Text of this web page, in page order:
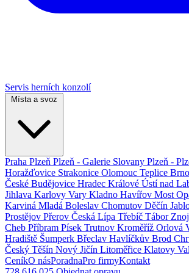
Servis herních konzolí
Místa a svoz
Praha Plzeň Plzeň - Galerie Slovany Plzeň -
Horažďovice Strakonice Olomouc Teplice Brno
České Budějovice Hradec Králové Ústí nad
Jihlava Karlovy Vary Kladno Havířov Most
Karviná Mladá Boleslav Chomutov Děčín
Prostějov Přerov Česká Lípa Třebíč Tábor
Cheb Příbram Písek Trutnov Kroměříž Orlová
Hradiště Šumperk Břeclav Havlíčkův Brod
Český Těšín Nový Jičín Litoměřice Klatovy
CeníkO násPoradnaPro firmyKontakt